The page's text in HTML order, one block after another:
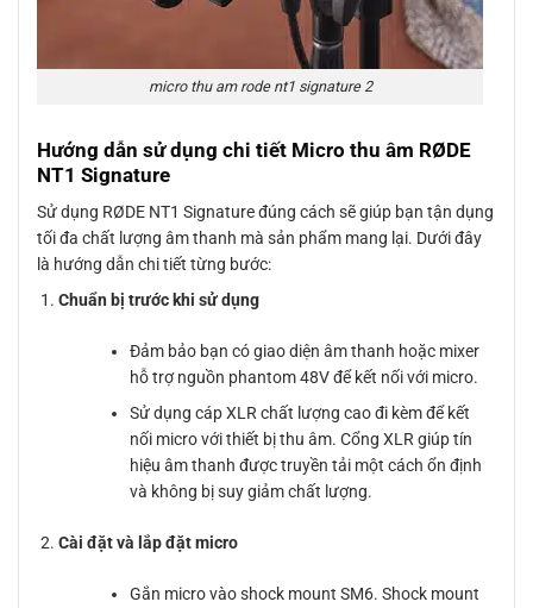
micro thu am rode nt1 signature 2
Hướng dẫn sử dụng chi tiết Micro thu âm RØDE
NT1 Signature
Sử dụng RØDE NT1 Signature đúng cách sẽ giúp bạn tận dụng
tối đa chất lượng âm thanh mà sản phẩm mang lại. Dưới đây
là hướng dẫn chi tiết từng bước:
Chuẩn bị trước khi sử dụng
Đảm bảo bạn có giao diện âm thanh hoặc mixer
hỗ trợ nguồn phantom 48V để kết nối với micro.
Sử dụng cáp XLR chất lượng cao đi kèm để kết
nối micro với thiết bị thu âm. Cổng XLR giúp tín
hiệu âm thanh được truyền tải một cách ổn định
và không bị suy giảm chất lượng.
Cài đặt và lắp đặt micro
Gắn micro vào shock mount SM6. Shock mount